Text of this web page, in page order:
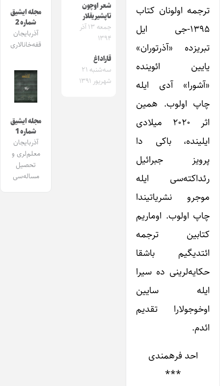
ترجمه اولونان کتاب
۱۳۹۵-جی ایل
تبریزده «آذرتوران»
یایین ائوینده
«آشورا» آدی ایله
چاپ اولوب. همین
اثر ۲۰۲۰ میلادی
ایلینده، باکی دا
پرویز جبرائیل
رئداکته‌سی ایله
موجرو نشریاتیندا
چاپ اولوب. اوماریم
کتابین ترجمه
ائتدیگیم باشقا
حکایه‌لرینی ده سیرا
ایله سایین
اوخوجولارا تقدیم
ائدم.
احد فرهمندی
***
شعر اوچون
تاپشیریقلار
جمعه ۱۳ آذر
۱۳۹۴
قاراداغ
سه‌شنبه ۲۱
شهریور ۱۳۹۱
مجله ایشیق
شماره 2
آذربایجان
قفه‌خانالاری
مجله ایشیق
شماره 1
آذربایجان
معلم‌لری و
تحصیل
مساله‌سی